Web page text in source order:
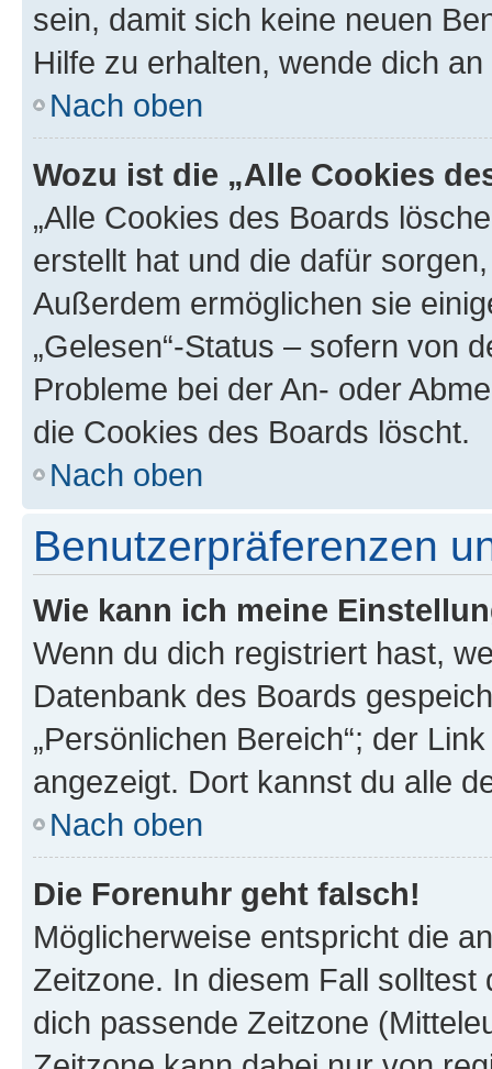
sein, damit sich keine neuen
Hilfe zu erhalten, wende dich
Nach oben
Wozu ist die „Alle Cookies
„Alle Cookies des Boards
erstellt hat und die dafür
Außerdem ermöglichen sie
„Gelesen“-Status – sofern von
Probleme bei der An- oder
die Cookies des Boards löscht.
Nach oben
Benutzerpräferenzen
Wie kann ich meine
Wenn du dich registriert hast,
Datenbank des Boards
„Persönlichen Bereich“; der
angezeigt. Dort kannst du alle
Nach oben
Die Forenuhr geht falsch!
Möglicherweise entspricht die
Zeitzone. In diesem Fall solltest
dich passende Zeitzone